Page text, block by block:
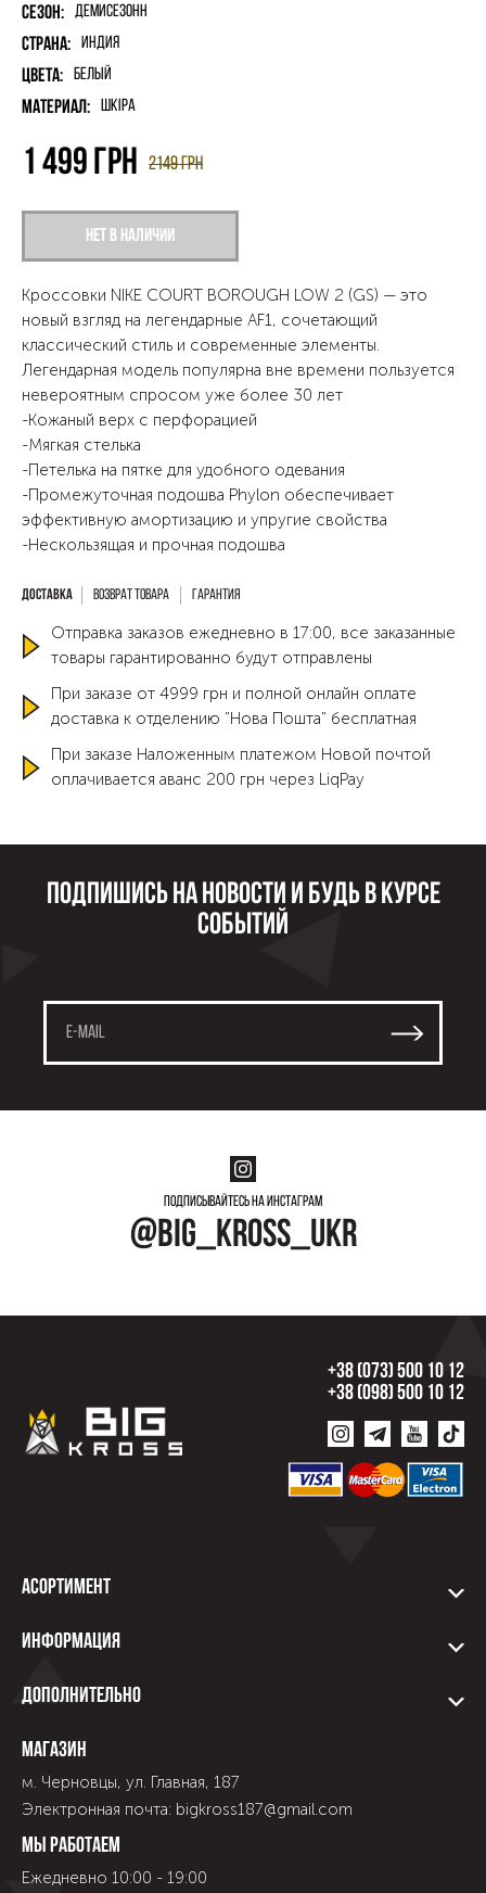
Сезон: Демисезонн
Страна: Индия
Цвета: Белый
Материал: шкіра
Нет в наличии
2149грн
1 499 грн
Кроссовки NIKE COURT BOROUGH LOW 2 (GS) — это
новый взгляд на легендарные AF1, сочетающий
классический стиль и современные элементы.
Легендарная модель популярна вне времени пользуется
невероятным спросом уже более 30 лет
-Кожаный верх с перфорацией
-Мягкая стелька
-Петелька на пятке для удобного одевания
-Промежуточная подошва Phylon обеспечивает
эффективную амортизацию и упругие свойства
-Нескользящая и прочная подошва
Возврат товара Гарантия
Отправка заказов ежедневно в 17:00, все заказанные
товары гарантированно будут отправлены
При заказе от 4999 грн и полной онлайн оплате
доставка к отделению "Нова Пошта" бесплатная
При заказе Наложенным платежом Новой почтой
оплачивается аванс 200 грн через LiqPay
Подпишись на новости и будь в курсе
событий
Подписывайтесь на инстаграм
@big_kross_ukr
+38 (073) 500 10 12
+38 (098) 500 10 12
Асортимент
Информация
Дополнительно
Магазин
м. Черновцы, ул. Главная, 187
Электронная почта: bigkross187@gmail.com
Мы работаем
Ежедневно 10:00 - 19:00